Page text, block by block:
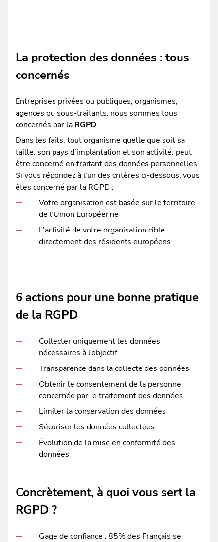
La protection des données : tous
concernés
Entreprises privées ou publiques, organismes,
agences ou sous-traitants, nous sommes tous
concernés par la RGPD.
Dans les faits, tout organisme quelle que soit sa
taille, son pays d’implantation et son activité, peut
être concerné en traitant des données personnelles.
Si vous répondez à l’un des critères ci-dessous, vous
êtes concerné par la RGPD :
Votre organisation est basée sur le territoire
de l’Union Européenne
L’activité de votre organisation cible
directement des résidents européens.
6 actions pour une bonne pratique
de la RGPD
Collecter uniquement les données
nécessaires à l’objectif
Transparence dans la collecte des données
Obtenir le consentement de la personne
concernée par le traitement des données
Limiter la conservation des données
Sécuriser les données collectées
Évolution de la mise en conformité des
données
Concrètement, à quoi vous sert la
RGPD ?
Gage de confiance : 85% des Français se